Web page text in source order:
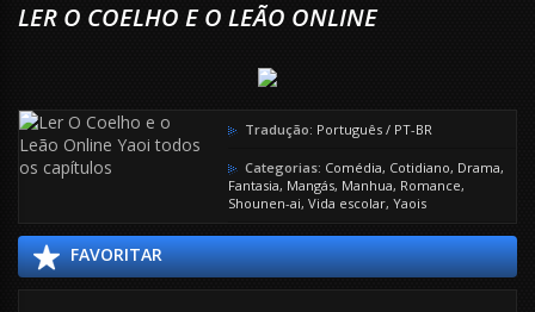
LER O COELHO E O LEÃO ONLINE
Tradução: Português / PT-BR
Categorias: Comédia, Cotidiano, Drama,
Fantasia, Mangás, Manhua, Romance,
Shounen-ai, Vida escolar, Yaois
FAVORITAR